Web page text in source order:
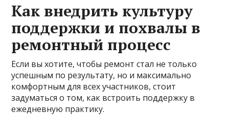
Как внедрить культуру
поддержки и похвалы в
ремонтный процесс
Если вы хотите, чтобы ремонт стал не только
успешным по результату, но и максимально
комфортным для всех участников, стоит
задуматься о том, как встроить поддержку в
ежедневную практику.